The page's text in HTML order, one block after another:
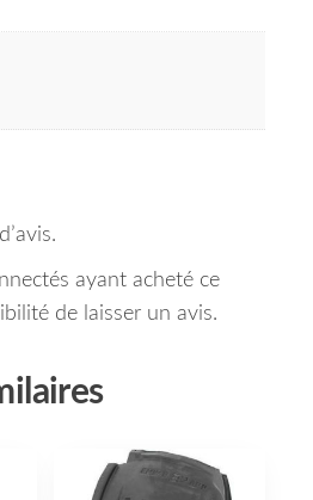
ayant acheté ce
de laisser un avis.